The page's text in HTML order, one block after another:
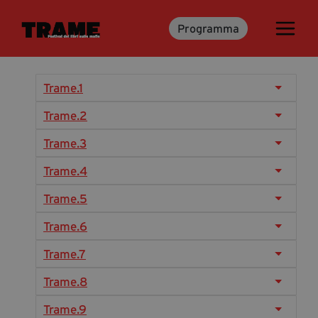
Programma
Trame.15
Ospiti
Media & Press
Cartella Stampa
Rassegna Stampa
Partecipa
Trame.1
Trame.2
Trame.3
Trame.4
Trame.5
Trame.6
Trame.7
Trame.8
Trame.9